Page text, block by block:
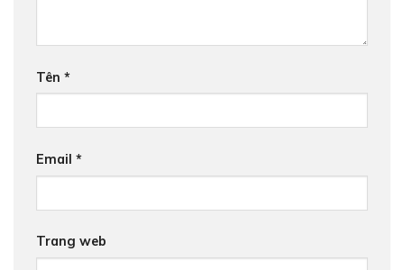
Tên *
Email *
Trang web